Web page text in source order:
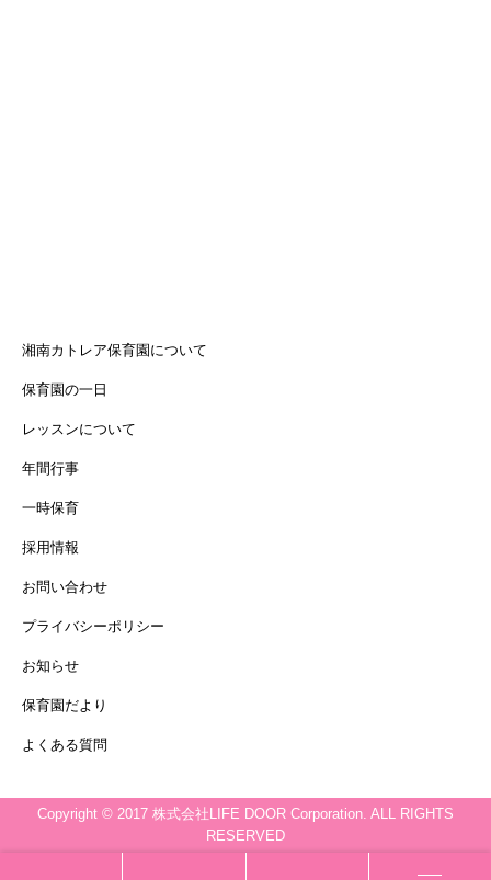
湘南カトレア保育園について
保育園の一日
レッスンについて
年間行事
一時保育
採用情報
お問い合わせ
プライバシーポリシー
お知らせ
保育園だより
よくある質問
Copyright © 2017 株式会社LIFE DOOR Corporation. ALL RIGHTS
RESERVED